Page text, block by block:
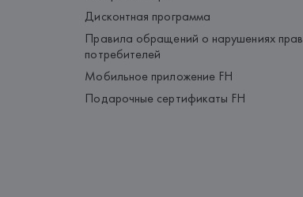
Дисконтная программа
Правила обращений о нарушениях прав
потребителей
Мобильное приложение FH
Подарочные сертификаты FH